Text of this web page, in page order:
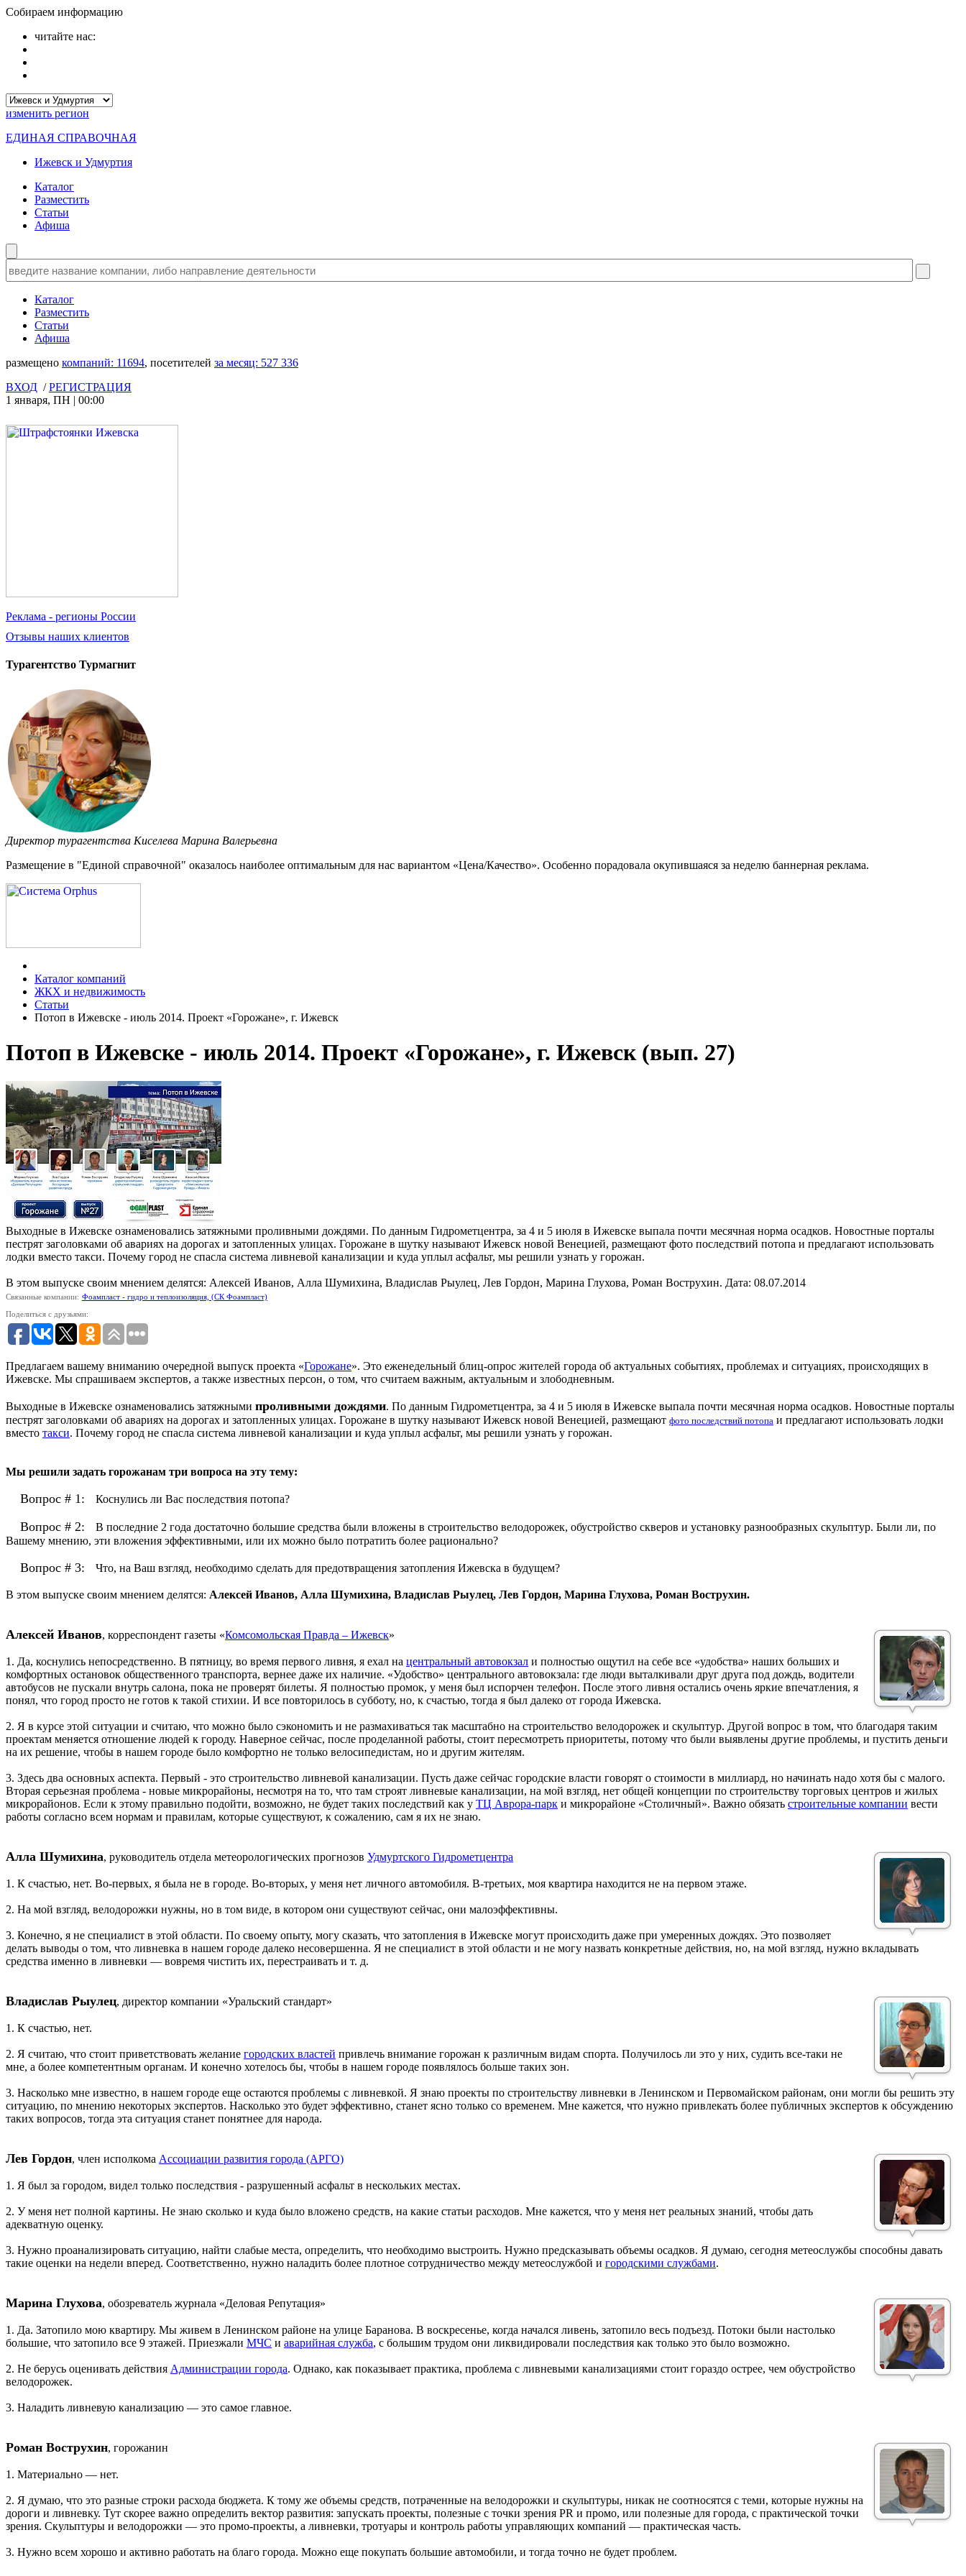
Собираем информацию
читайте нас:
изменить регион
ЕДИНАЯ СПРАВОЧНАЯ
Ижевск и Удмуртия
Каталог
Разместить
Статьи
Афиша
Каталог
Разместить
Статьи
Афиша
размещено компаний: 11694, посетителей за месяц: 527 336
ВХОД /РЕГИСТРАЦИЯ
1 января, ПН | 00:00
Реклама - регионы России
Отзывы наших клиентов
Турагентство Турмагнит
Директор турагентства Киселева Марина Валерьевна
Размещение в "Единой справочной" оказалось наиболее оптимальным для нас вариантом «Цена/Качество». Особенно порадовала окупившаяся за неделю баннерная реклама.
Каталог компаний
ЖКХ и недвижимость
Статьи
Потоп в Ижевске - июль 2014. Проект «Горожане», г. Ижевск
Потоп в Ижевске - июль 2014. Проект «Горожане», г. Ижевск (вып. 27)
Выходные в Ижевске ознаменовались затяжными проливными дождями. По данным Гидрометцентра, за 4 и 5 июля в Ижевске выпала почти месячная норма осадков. Новостные порталы
пестрят заголовками об авариях на дорогах и затопленных улицах. Горожане в шутку называют Ижевск новой Венецией, размещают фото последствий потопа и предлагают использовать
лодки вместо такси. Почему город не спасла система ливневой канализации и куда уплыл асфальт, мы решили узнать у горожан.
В этом выпуске своим мнением делятся: Алексей Иванов, Алла Шумихина, Владислав Рыулец, Лев Гордон, Марина Глухова, Роман Вострухин. Дата: 08.07.2014
Связанные компании: Фоампласт - гидро и теплоизоляция, (СК Фоампласт)
Поделиться с друзьями:
Предлагаем вашему вниманию очередной выпуск проекта «Горожане». Это еженедельный блиц-опрос жителей города об актуальных событиях, проблемах и ситуациях, происходящих в
Ижевске. Мы спрашиваем экспертов, а также известных персон, о том, что считаем важным, актуальным и злободневным.
Выходные в Ижевске ознаменовались затяжными проливными дождями. По данным Гидрометцентра, за 4 и 5 июля в Ижевске выпала почти месячная норма осадков. Новостные порталы
пестрят заголовками об авариях на дорогах и затопленных улицах. Горожане в шутку называют Ижевск новой Венецией, размещают фото последствий потопа и предлагают использовать лодки
вместо такси. Почему город не спасла система ливневой канализации и куда уплыл асфальт, мы решили узнать у горожан.
Мы решили задать горожанам три вопроса на эту тему:
Вопрос # 1: Коснулись ли Вас последствия потопа?
Вопрос # 2: В последние 2 года достаточно большие средства были вложены в строительство велодорожек, обустройство скверов и установку разнообразных скульптур. Были ли, по
Вашему мнению, эти вложения эффективными, или их можно было потратить более рационально?
Вопрос # 3: Что, на Ваш взгляд, необходимо сделать для предотвращения затопления Ижевска в будущем?
В этом выпуске своим мнением делятся: Алексей Иванов, Алла Шумихина, Владислав Рыулец, Лев Гордон, Марина Глухова, Роман Вострухин.
Алексей Иванов, корреспондент газеты «Комсомольская Правда – Ижевск»
1. Да, коснулись непосредственно. В пятницу, во время первого ливня, я ехал на центральный автовокзал и полностью ощутил на себе все «удобства» наших больших и
комфортных остановок общественного транспорта, вернее даже их наличие. «Удобство» центрального автовокзала: где люди выталкивали друг друга под дождь, водители
автобусов не пускали внутрь салона, пока не проверят билеты. Я полностью промок, у меня был испорчен телефон. После этого ливня остались очень яркие впечатления, я
понял, что город просто не готов к такой стихии. И все повторилось в субботу, но, к счастью, тогда я был далеко от города Ижевска.
2. Я в курсе этой ситуации и считаю, что можно было сэкономить и не размахиваться так масштабно на строительство велодорожек и скульптур. Другой вопрос в том, что благодаря таким
проектам меняется отношение людей к городу. Наверное сейчас, после проделанной работы, стоит пересмотреть приоритеты, потому что были выявлены другие проблемы, и пустить деньги
на их решение, чтобы в нашем городе было комфортно не только велосипедистам, но и другим жителям.
3. Здесь два основных аспекта. Первый - это строительство ливневой канализации. Пусть даже сейчас городские власти говорят о стоимости в миллиард, но начинать надо хотя бы с малого.
Вторая серьезная проблема - новые микрорайоны, несмотря на то, что там строят ливневые канализации, на мой взгляд, нет общей концепции по строительству торговых центров и жилых
микрорайонов. Если к этому правильно подойти, возможно, не будет таких последствий как у ТЦ Аврора-парк и микрорайоне «Столичный». Важно обязать строительные компании вести
работы согласно всем нормам и правилам, которые существуют, к сожалению, сам я их не знаю.
Алла Шумихина, руководитель отдела метеорологических прогнозов Удмуртского Гидрометцентра
1. К счастью, нет. Во-первых, я была не в городе. Во-вторых, у меня нет личного автомобиля. В-третьих, моя квартира находится не на первом этаже.
2. На мой взгляд, велодорожки нужны, но в том виде, в котором они существуют сейчас, они малоэффективны.
3. Конечно, я не специалист в этой области. По своему опыту, могу сказать, что затопления в Ижевске могут происходить даже при умеренных дождях. Это позволяет
делать выводы о том, что ливневка в нашем городе далеко несовершенна. Я не специалист в этой области и не могу назвать конкретные действия, но, на мой взгляд, нужно вкладывать
средства именно в ливневки — вовремя чистить их, перестраивать и т. д.
Владислав Рыулец, директор компании «Уральский стандарт»
1. К счастью, нет.
2. Я считаю, что стоит приветствовать желание городских властей привлечь внимание горожан к различным видам спорта. Получилось ли это у них, судить все-таки не
мне, а более компетентным органам. И конечно хотелось бы, чтобы в нашем городе появлялось больше таких зон.
3. Насколько мне известно, в нашем городе еще остаются проблемы с ливневкой. Я знаю проекты по строительству ливневки в Ленинском и Первомайском районам, они могли бы решить эту
ситуацию, по мнению некоторых экспертов. Насколько это будет эффективно, станет ясно только со временем. Мне кажется, что нужно привлекать более публичных экспертов к обсуждению
таких вопросов, тогда эта ситуация станет понятнее для народа.
Лев Гордон, член исполкома Ассоциации развития города (АРГО)
1. Я был за городом, видел только последствия - разрушенный асфальт в нескольких местах.
2. У меня нет полной картины. Не знаю сколько и куда было вложено средств, на какие статьи расходов. Мне кажется, что у меня нет реальных знаний, чтобы дать
адекватную оценку.
3. Нужно проанализировать ситуацию, найти слабые места, определить, что необходимо выстроить. Нужно предсказывать объемы осадков. Я думаю, сегодня метеослужбы способны давать
такие оценки на недели вперед. Соответственно, нужно наладить более плотное сотрудничество между метеослужбой и городскими службами.
Марина Глухова, обозреватель журнала «Деловая Репутация»
1. Да. Затопило мою квартиру. Мы живем в Ленинском районе на улице Баранова. В воскресенье, когда начался ливень, затопило весь подъезд. Потоки были настолько
большие, что затопило все 9 этажей. Приезжали МЧС и аварийная служба, с большим трудом они ликвидировали последствия как только это было возможно.
2. Не берусь оценивать действия Администрации города. Однако, как показывает практика, проблема с ливневыми канализациями стоит гораздо острее, чем обустройство
велодорожек.
3. Наладить ливневую канализацию — это самое главное.
Роман Вострухин, горожанин
1. Материально — нет.
2. Я думаю, что это разные строки расхода бюджета. К тому же объемы средств, потраченные на велодорожки и скульптуры, никак не соотносятся с теми, которые нужны на
дороги и ливневку. Тут скорее важно определить вектор развития: запускать проекты, полезные с точки зрения PR и промо, или полезные для города, с практической точки
зрения. Скульптуры и велодорожки — это промо-проекты, а ливневки, тротуары и контроль работы управляющих компаний — практическая часть.
3. Нужно всем хорошо и активно работать на благо города. Можно еще покупать большие автомобили, и тогда точно не будет проблем.